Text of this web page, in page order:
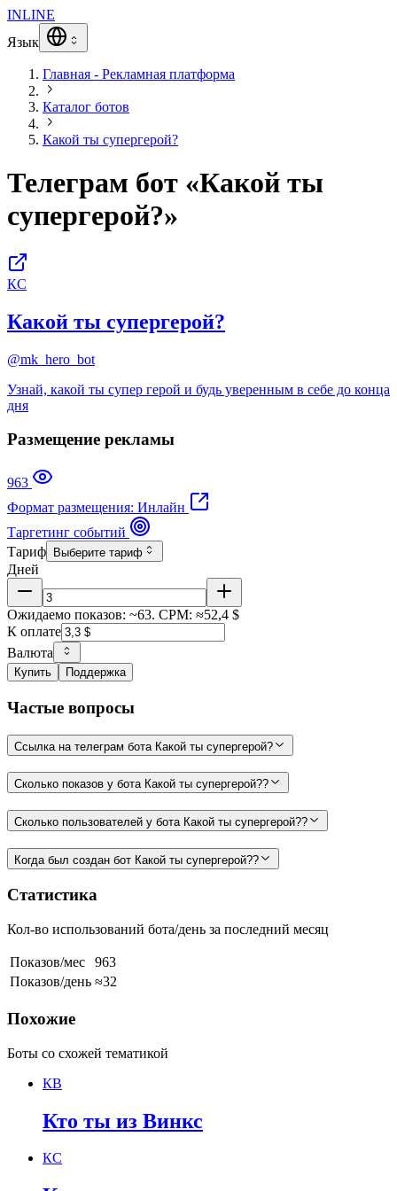
INLINE
Язык
Главная - Рекламная платформа
Каталог ботов
Какой ты супергерой?
Телеграм бот «Какой ты
супергерой?»
КС
Какой ты супергерой?
@mk_hero_bot
Узнай, какой ты супер герой и будь уверенным в себе до конца
дня
Размещение рекламы
963
Формат размещения: Инлайн
Таргетинг событий
Тариф
Выберите тариф
Дней
Ожидаемо показов: ~63. CPM: ≈52,4 $
К оплате
Валюта
Купить Поддержка
Частые вопросы
Ссылка на телеграм бота Какой ты супергерой?
Сколько показов у бота Какой ты супергерой??
Сколько пользователей у бота Какой ты супергерой??
Когда был создан бот Какой ты супергерой??
Статистика
Кол-во использований бота/день за последний месяц
Показов/мес
963
Показов/день ≈32
Похожие
Боты со схожей тематикой
КВ
Кто ты из Винкс
КС